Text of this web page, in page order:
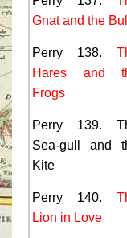
Gnat and the Bull
Perry 138.
Hares and
Frogs
Perry 139.
Sea-gull and
Kite
Perry 140.
Lion in Love